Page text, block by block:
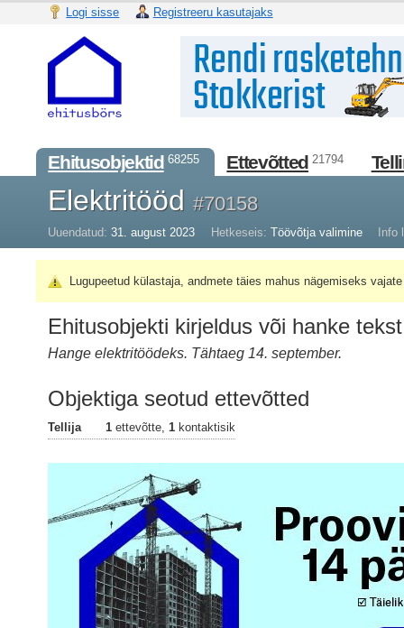
Logi sisse Registreeru kasutajaks
Ehitusobjektid 68255 Ettevõtted 21794
Elektritööd#70158
Uuendatud: 31. august 2023 Hetkeseis: Töövõtja valimine Info
Lugupeetud külastaja, andmete täies mahus nägemiseks
Ehitusobjekti kirjeldus või hanke tekst
Hange elektritöödeks. Tähtaeg 14. september.
Objektiga seotud ettevõtted
Tellija 1 ettevõtte, 1 kontaktisik